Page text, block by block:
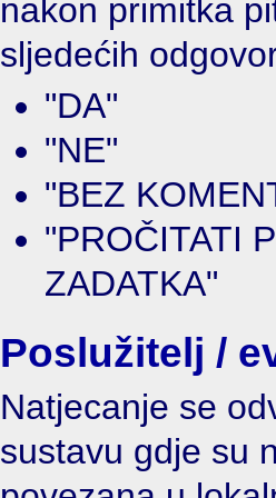
nakon primitka
sljedećih
"DA"
"NE"
"BEZ
"PROČITATI
ZADATKA"
Poslužitelj /
Natjecanje se
sustavu gdje su